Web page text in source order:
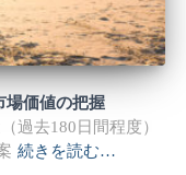
場価値の把握
過去180日間程度）
続きを読む…